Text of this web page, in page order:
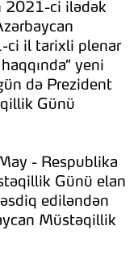
2021-ci ilədək
ci il tarixli plenar
yeni
də Prezident
Günü
- Respublika
Günü elan
ediləndən
Müstəqillik